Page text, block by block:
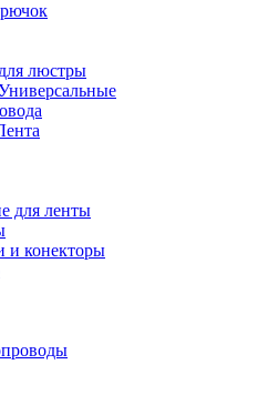
люстры
для ленты
и конекторы